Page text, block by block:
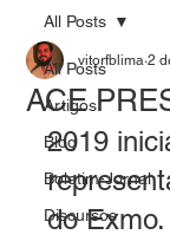
All Posts
Artigos
Blog
Boletim-Jornal
Discursos
All Posts
ACE
vitorfblima 2
2019
do